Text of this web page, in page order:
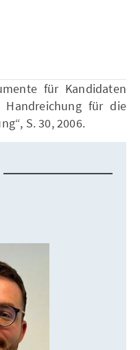
für Kandidaten
für die
S. 30, 2006.